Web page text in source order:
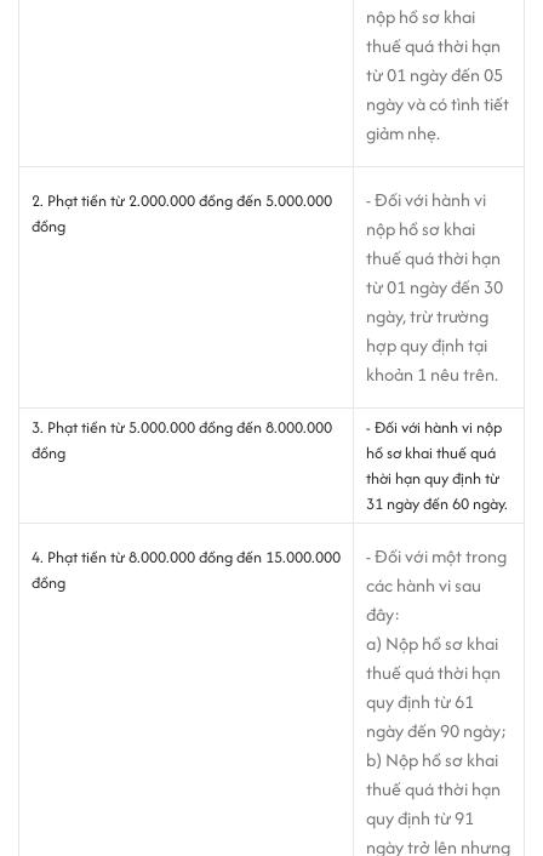
nộp hồ sơ khai
thuế quá thời hạn
từ 01 ngày đến 05
ngày và có tình tiết
giảm nhẹ.
2. Phạt tiền từ 2.000.000 đồng đến 5.000.000
đồng
- Đối với hành vi
nộp hồ sơ khai
thuế quá thời hạn
từ 01 ngày đến 30
ngày, trừ trường
hợp quy định tại
khoản 1 nêu trên.
3. Phạt tiền từ 5.000.000 đồng đến 8.000.000
đồng
- Đối với hành vi nộp
hồ sơ khai thuế quá
thời hạn quy định từ
31 ngày đến 60 ngày.
4. Phạt tiền từ 8.000.000 đồng đến 15.000.000
đồng
- Đối với một trong
các hành vi sau
đây:
a) Nộp hồ sơ khai
thuế quá thời hạn
quy định từ 61
ngày đến 90 ngày;
b) Nộp hồ sơ khai
thuế quá thời hạn
quy định từ 91
ngày trở lên nhưng